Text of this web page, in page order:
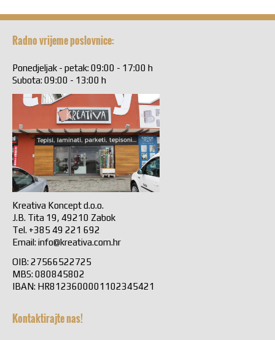
Radno vrijeme poslovnice:
Ponedjeljak - petak: 09:00 - 17:00 h
Subota: 09:00 - 13:00 h
Kreativa Koncept d.o.o.
J.B. Tita 19, 49210 Zabok
Tel. +385 49 221 692
Email: info@kreativa.com.hr
OIB: 27566522725
MBS: 080845802
IBAN: HR8123600001102345421
Kontaktirajte nas!